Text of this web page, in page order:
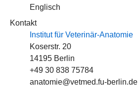
Englisch
Kontakt
Institut für Veterinär-Anatomie
Koserstr. 20
14195 Berlin
+49 30 838 75784
anatomie@vetmed.fu-berlin.de